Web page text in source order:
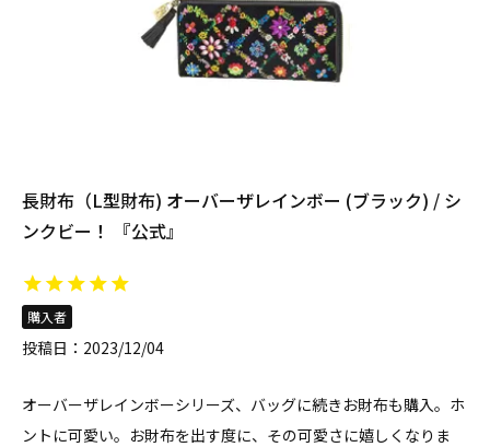
長財布（L型財布) オーバーザレインボー (ブラック) / シ
ンクビー！ 『公式』
購入者
投稿日 2023/12/04
オーバーザレインボーシリーズ、バッグに続きお財布も購入。ホ
ントに可愛い。お財布を出す度に、その可愛さに嬉しくなりま